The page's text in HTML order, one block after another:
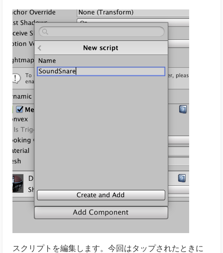
スクリプトを編集します。今回はタップされたときに